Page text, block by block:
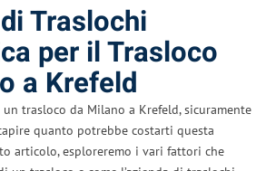
Traslochi
per il Trasloco
a Krefeld
trasloco da Milano a Krefeld, sicuramente
quanto potrebbe costarti questa
articolo, esploreremo i vari fattori che